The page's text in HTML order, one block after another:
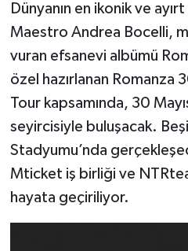
Dünyanın en ikonik ve
Maestro Andrea Bocelli,
vuran efsanevi albümü
özel hazırlanan Romanza
Tour kapsamında, 30
seyircisiyle buluşacak.
Stadyumu’nda
Mticket iş birliği ve
hayata geçiriliyor.